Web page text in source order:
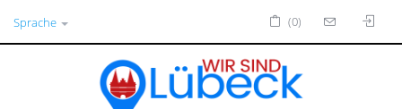
Sprache (0)